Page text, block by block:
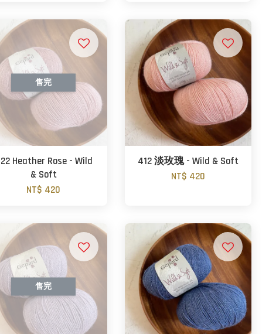
售完
Heather Rose - Wild
& Soft
NT$ 420
412 淡玫瑰 - Wild & Soft
NT$ 420
售完